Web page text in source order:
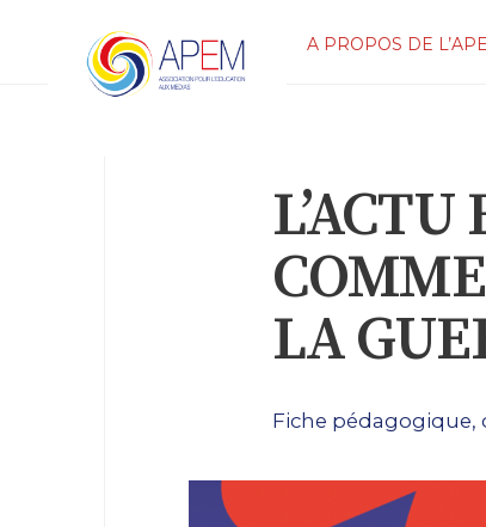
A PROPOS DE
L’ACTU
LA
Fiche